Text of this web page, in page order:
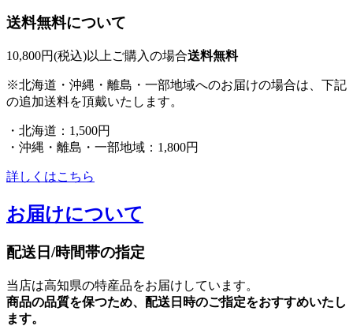
送料無料について
10,800円(税込)以上ご購入の場合送料無料
※北海道・沖縄・離島・一部地域へのお届けの場合は、下記
の追加送料を頂戴いたします。
・北海道：1,500円
・沖縄・離島・一部地域：1,800円
詳しくはこちら
お届けについて
配送日/時間帯の指定
当店は高知県の特産品をお届けしています。
商品の品質を保つため、配送日時のご指定をおすすめいたし
ます。